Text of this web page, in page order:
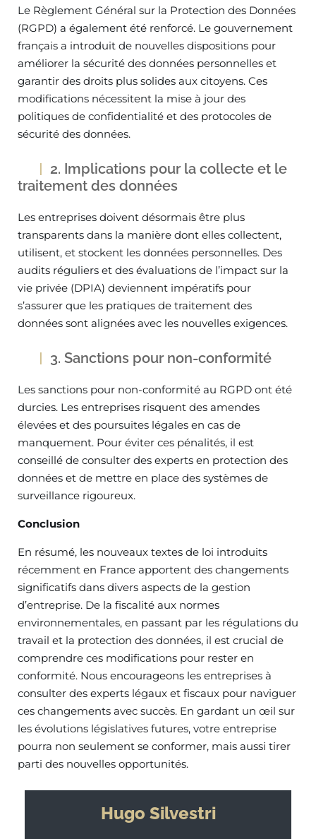
Le Règlement Général sur la Protection des Données
(RGPD) a également été renforcé. Le gouvernement
français a introduit de nouvelles dispositions pour
améliorer la sécurité des données personnelles et
garantir des droits plus solides aux citoyens. Ces
modifications nécessitent la mise à jour des
politiques de confidentialité et des protocoles de
sécurité des données.
2. Implications pour la collecte et le
traitement des données
Les entreprises doivent désormais être plus
transparents dans la manière dont elles collectent,
utilisent, et stockent les données personnelles. Des
audits réguliers et des évaluations de l’impact sur la
vie privée (DPIA) deviennent impératifs pour
s’assurer que les pratiques de traitement des
données sont alignées avec les nouvelles exigences.
3. Sanctions pour non-conformité
Les sanctions pour non-conformité au RGPD ont été
durcies. Les entreprises risquent des amendes
élevées et des poursuites légales en cas de
manquement. Pour éviter ces pénalités, il est
conseillé de consulter des experts en protection des
données et de mettre en place des systèmes de
surveillance rigoureux.
Conclusion
En résumé, les nouveaux textes de loi introduits
récemment en France apportent des changements
significatifs dans divers aspects de la gestion
d’entreprise. De la fiscalité aux normes
environnementales, en passant par les régulations du
travail et la protection des données, il est crucial de
comprendre ces modifications pour rester en
conformité. Nous encourageons les entreprises à
consulter des experts légaux et fiscaux pour naviguer
ces changements avec succès. En gardant un œil sur
les évolutions législatives futures, votre entreprise
pourra non seulement se conformer, mais aussi tirer
parti des nouvelles opportunités.
Hugo Silvestri